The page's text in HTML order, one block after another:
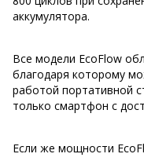
аккумулятора.
Все модели EcoFlow
благодаря которому
работой портативной
только смартфон с
Если же мощности